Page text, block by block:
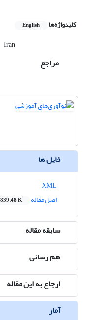
کلیدواژه‌ها English
Iran
مراجع
فایل ها
اصل مقاله
839.48 K
سابقه مقاله
هم رسانی
ارجاع به این مقاله
آمار